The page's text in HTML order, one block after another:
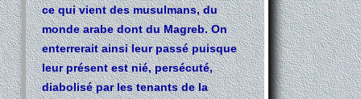
ce qui vient des musulmans, du
monde arabe dont du Magreb. On
enterrerait ainsi leur passé puisque
leur présent est nié, persécuté,
diabolisé par les tenants de la